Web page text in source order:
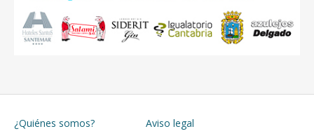
¿Quiénes somos? Aviso legal